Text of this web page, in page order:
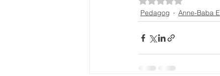
Ergenlik Danışmanlığı PDR
Evlilik Terapisi
Pedagog
Anne-Baba